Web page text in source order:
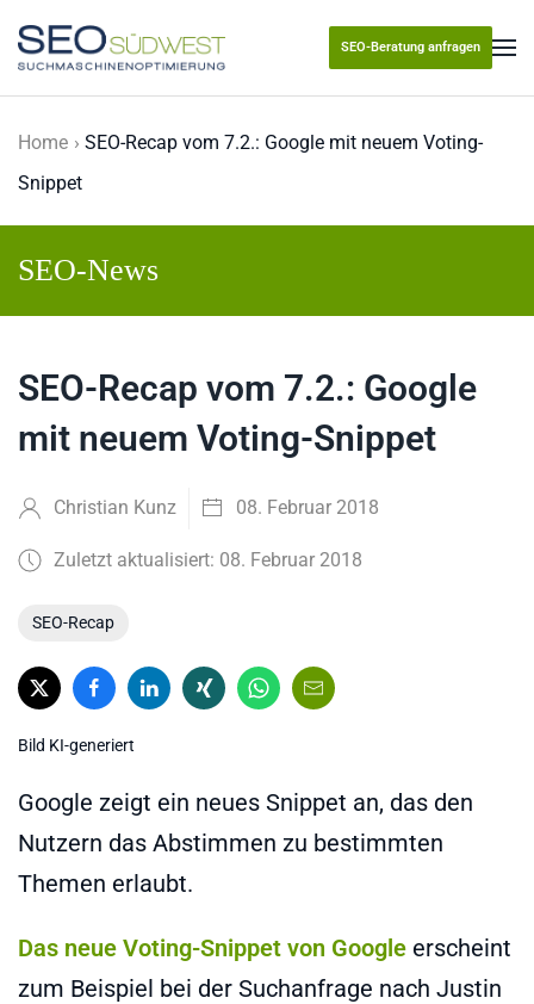
Skip to main content
SEO-Beratung anfragen
Home
SEO-Recap vom 7.2.: Google mit neuem Voting-
Snippet
SEO-News
SEO-Recap vom 7.2.: Google
mit neuem Voting-Snippet
Christian Kunz 08. Februar 2018
Zuletzt aktualisiert: 08. Februar 2018
SEO-Recap
Bild KI-generiert
Google zeigt ein neues Snippet an, das den
Nutzern das Abstimmen zu bestimmten
Themen erlaubt.
Das neue Voting-Snippet von Google erscheint
zum Beispiel bei der Suchanfrage nach Justin